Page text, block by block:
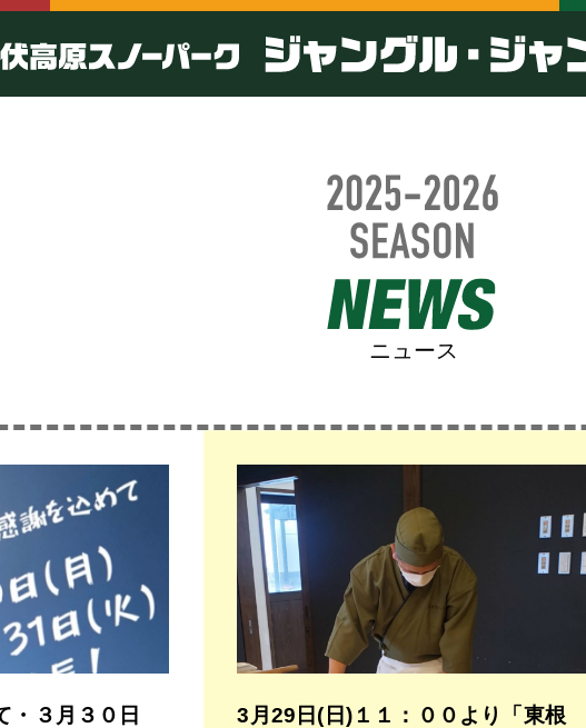
ーク・ジャングルジャングル【公式】
・３月３０日 3月29日(日)１１：００より「東根